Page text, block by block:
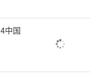
“共享大脑”
，但他们绝非“孤
的产业密度和公
说AI是他们的“武
中国